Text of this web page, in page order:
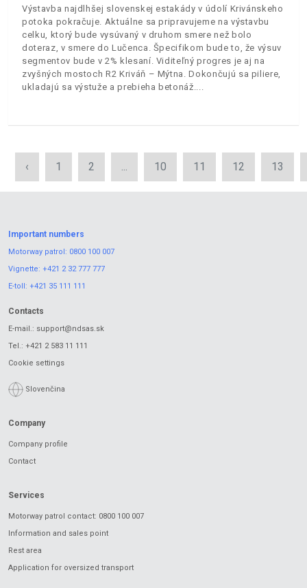
Výstavba najdlhšej slovenskej estakády v údolí Krivánskeho
potoka pokračuje. Aktuálne sa pripravujeme na výstavbu
celku, ktorý bude vysúvaný v druhom smere než bolo
doteraz, v smere do Lučenca. Špecifikom bude to, že výsuv
segmentov bude v 2% klesaní. Viditeľný progres je aj na
zvyšných mostoch R2 Kriváň – Mýtna. Dokončujú sa piliere,
ukladajú sa výstuže a prebieha betonáž.
‹ 1 2 ... 10 11 12 13
Important numbers
Motorway patrol: 0800 100 007
Vignette: +421 2 32 777 777
E-toll: +421 35 111 111
Contacts
E-mail.: support@ndsas.sk
Tel.: +421 2 583 11 111
Cookie settings
Slovenčina
Company
Company profile
Contact
Services
Motorway patrol contact: 0800 100 007
Information and sales point
Rest area
Application for oversized transport